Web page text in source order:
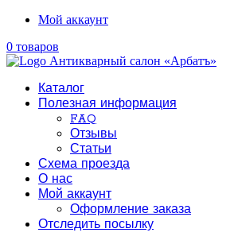
Мой аккаунт
0 товаров
Каталог
Полезная информация
FAQ
Отзывы
Статьи
Схема проезда
О нас
Мой аккаунт
Оформление заказа
Отследить посылку